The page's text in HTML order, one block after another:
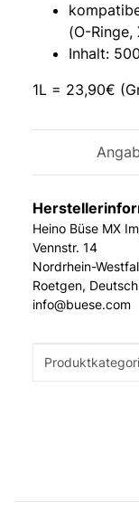
(O-Ringe,
Inhalt:
1L = 23,90€
Heino Büse MX
Vennstr. 14
Nordrhein-
Roetgen,
info@buese.com
Wert